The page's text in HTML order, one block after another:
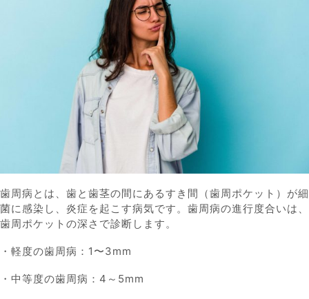
歯周病とは、歯と歯茎の間にあるすき間（歯周ポケット）が細
菌に感染し、炎症を起こす病気です。歯周病の進行度合いは、
歯周ポケットの深さで診断します。
・軽度の歯周病：1〜3mm
・中等度の歯周病：4～5mm